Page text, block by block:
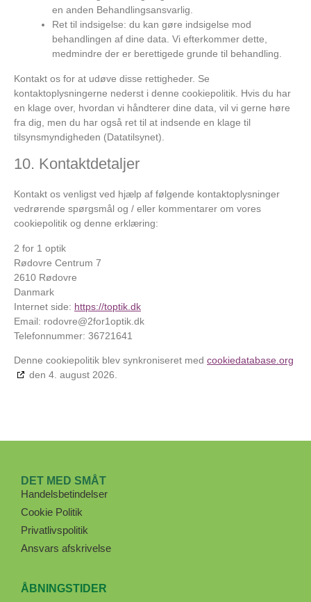
en anden Behandlingsansvarlig.
Ret til indsigelse: du kan gøre indsigelse mod
behandlingen af ​​dine data. Vi efterkommer dette,
medmindre der er berettigede grunde til behandling.
Kontakt os for at udøve disse rettigheder. Se
kontaktoplysningerne nederst i denne cookiepolitik. Hvis du har
en klage over, hvordan vi håndterer dine data, vil vi gerne høre
fra dig, men du har også ret til at indsende en klage til
tilsynsmyndigheden (Datatilsynet).
10. Kontaktdetaljer
Kontakt os venligst ved hjælp af følgende kontaktoplysninger
vedrørende spørgsmål og / eller kommentarer om vores
cookiepolitik og denne erklæring:
2 for 1 optik
Rødovre Centrum 7
2610 Rødovre
Danmark
Internet side: https://toptik.dk
Email: rodovre@2for1optik.dk
Telefonnummer: 36721641
Denne cookiepolitik blev synkroniseret med cookiedatabase.org
den 4. august 2026.
DET MED SMÅT
Handelsbetindelser
Cookie Politik
Privatlivspolitik
Ansvars afskrivelse
ÅBNINGSTIDER